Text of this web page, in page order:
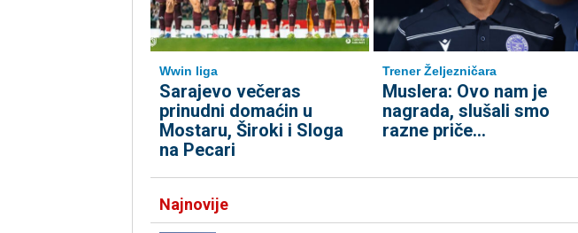
Wwin liga
Sarajevo večeras
prinudni domaćin u
Mostaru, Široki i Sloga
na Pecari
Trener Željezničara
Muslera: Ovo nam je
nagrada, slušali smo
razne priče...
Najnovije